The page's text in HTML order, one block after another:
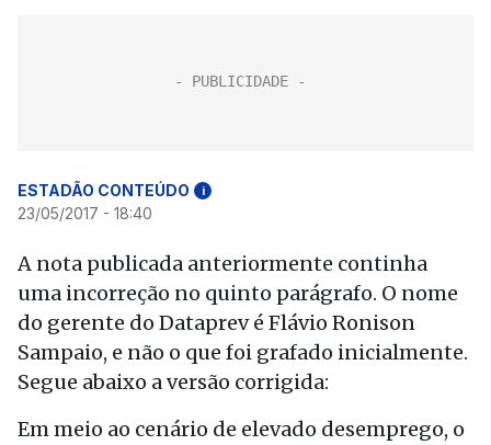
ESTADÃO CONTEÚDO i
23/05/2017 - 18:40
A nota publicada anteriormente continha
uma incorreção no quinto parágrafo. O nome
do gerente do Dataprev é Flávio Ronison
Sampaio, e não o que foi grafado inicialmente.
Segue abaixo a versão corrigida:
Em meio ao cenário de elevado desemprego, o